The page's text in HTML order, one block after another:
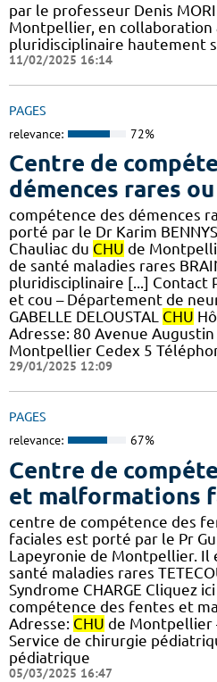
par le professeur Denis
Montpellier, en collaboration
pluridisciplinaire hautement
11/02/2025 16:14
PAGES
relevance: 72%
Centre de
démences rares
compétence des démences
porté par le Dr Karim
Chauliac du CHU de
de santé maladies rares
pluridisciplinaire [...] Contact
et cou – Département de
GABELLE DELOUSTAL CHU
Adresse: 80 Avenue Augustin
Montpellier Cedex 5
29/01/2025 12:09
PAGES
relevance: 67%
Centre de
et malformations
centre de compétence des
faciales est porté par le Pr
Lapeyronie de Montpellier.
santé maladies rares
Syndrome CHARGE Cliquez
compétence des fentes et
Adresse: CHU de Montpellier
Service de chirurgie
pédiatrique
05/03/2025 16:47